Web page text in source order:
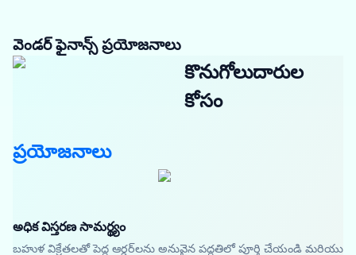
వెండర్ ఫైనాన్స్ ప్రయోజనాలు
కొనుగోలుదారుల
కోసం
ప్రయోజనాలు
అధిక విస్తరణ సామర్థ్యం
బహుళ విక్రేతలతో పెద్ద ఆర్డర్‌లను అనువైన పద్ధతిలో పూర్తి చేయండి మరియు